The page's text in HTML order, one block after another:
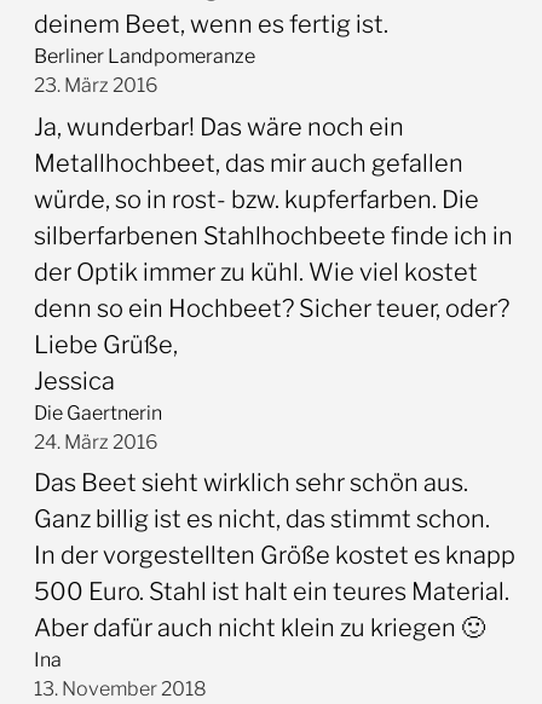
deinem Beet, wenn es fertig ist.
Berliner Landpomeranze
23. März 2016
Ja, wunderbar! Das wäre noch ein
Metallhochbeet, das mir auch gefallen
würde, so in rost- bzw. kupferfarben. Die
silberfarbenen Stahlhochbeete finde ich in
der Optik immer zu kühl. Wie viel kostet
denn so ein Hochbeet? Sicher teuer, oder?
Liebe Grüße,
Jessica
Die Gaertnerin
24. März 2016
Das Beet sieht wirklich sehr schön aus.
Ganz billig ist es nicht, das stimmt schon.
In der vorgestellten Größe kostet es knapp
500 Euro. Stahl ist halt ein teures Material.
Aber dafür auch nicht klein zu kriegen 🙂
Ina
13. November 2018